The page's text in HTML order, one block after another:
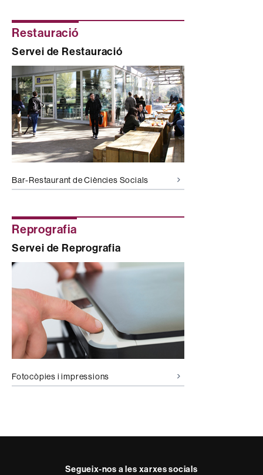
Restauració
Servei de Restauració
Bar-Restaurant de Ciències Socials
Reprografia
Servei de Reprografia
Fotocòpies i impressions
Segueix-nos a les xarxes socials